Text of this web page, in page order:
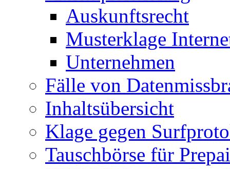
Auskunftsrecht
Musterklage
Unternehmen
Fälle von
Inhaltsübersicht
Klage gegen
Tauschbörse für